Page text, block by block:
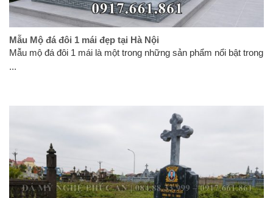
Mẫu Mộ đá đôi 1 mái đẹp tại Hà Nội
Mẫu mộ đá đôi 1 mái là một trong những sản phẩm nổi bật trong
...